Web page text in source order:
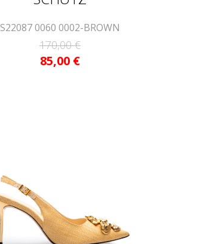
S22087 0060 0002-BROWN
170,00 €
85,00 €